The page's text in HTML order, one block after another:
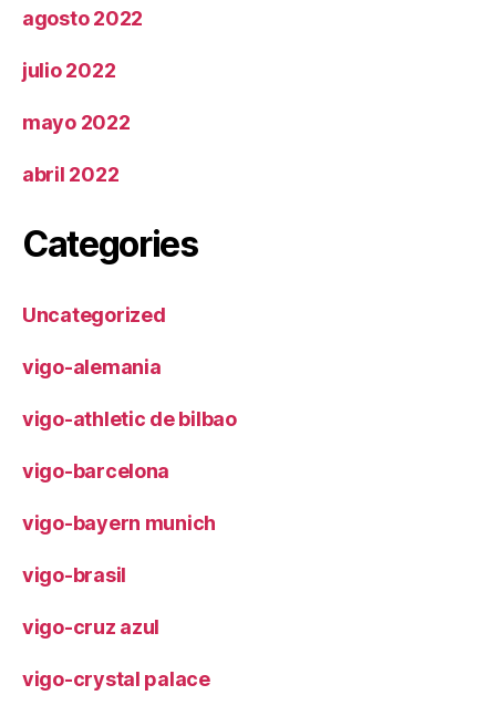
agosto 2022
julio 2022
mayo 2022
abril 2022
Categories
Uncategorized
vigo-alemania
vigo-athletic de bilbao
vigo-barcelona
vigo-bayern munich
vigo-brasil
vigo-cruz azul
vigo-crystal palace